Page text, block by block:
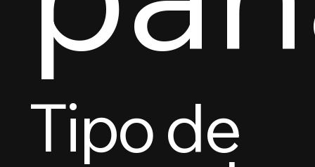
Tipo de